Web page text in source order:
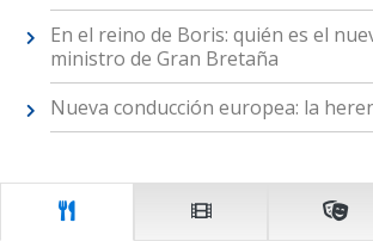
En el reino de Boris: quién es el
ministro de Gran Bretaña
Nueva conducción europea: la